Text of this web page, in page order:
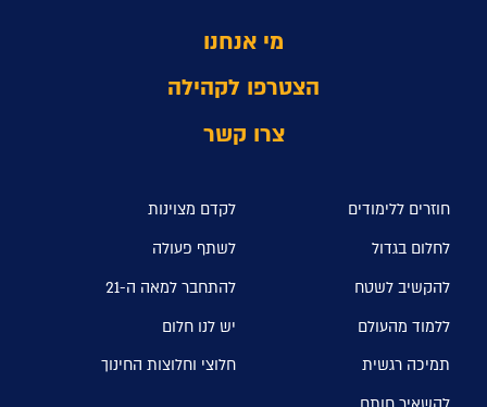
מי אנחנו
הצטרפו לקהילה
צרו קשר
חוזרים ללימודים
לקדם מצוינות
לחלום בגדול
לשתף פעולה
להקשיב לשטח
להתחבר למאה ה-21
ללמוד מהעולם
יש לנו חלום
תמיכה רגשית
חלוצי וחלוצות החינוך